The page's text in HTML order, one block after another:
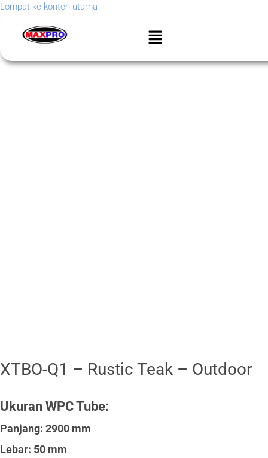
Lompat ke konten utama
XTBO-Q1 – Rustic Teak – Outdoor
Ukuran WPC Tube:
Panjang: 2900 mm
Lebar: 50 mm